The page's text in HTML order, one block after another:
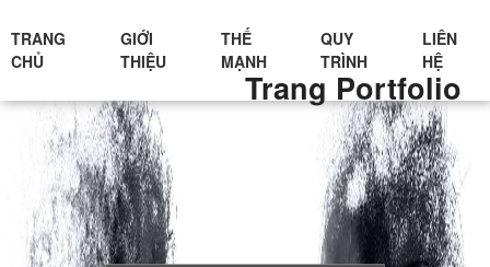
Trang Portfolio
TRANG
CHỦ
GIỚI
THIỆU
THẾ
MẠNH
QUY
TRÌNH
LIÊN
HỆ